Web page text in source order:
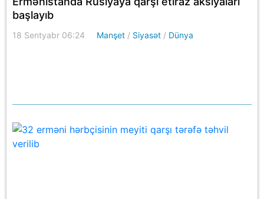
başlayıb
18 Sentyabr 06:24 Manşet / Siyasət / Dünya